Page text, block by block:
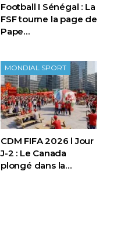
Football I Sénégal : La
FSF tourne la page de
Pape…
MONDIAL SPORT
CDM FIFA 2026 l Jour
J-2 : Le Canada
plongé dans la…